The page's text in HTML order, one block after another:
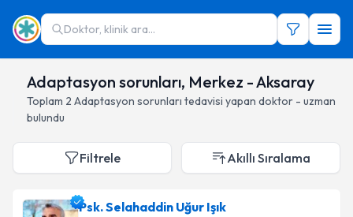
Doktor, klinik ara...
Adaptasyon sorunları, Merkez - Aksaray
Toplam 2 Adaptasyon sorunları tedavisi yapan doktor - uzman
bulundu
Filtrele Akıllı Sıralama
Psk. Selahaddin Uğur Işık